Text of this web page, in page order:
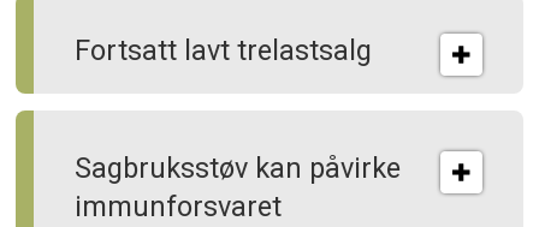
Fortsatt lavt trelastsalg
Sagbruksstøv kan på­virke
immun­forsvaret